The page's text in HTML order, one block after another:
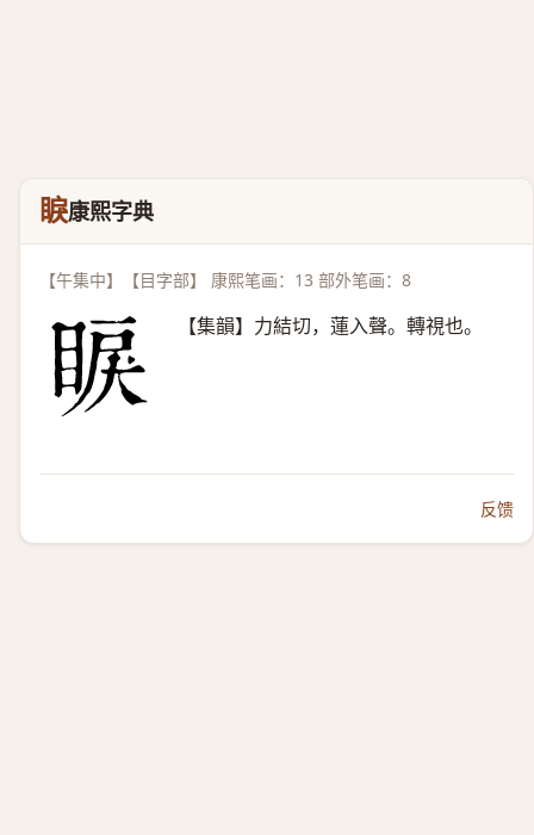
睙康熙字典
【午集中】【目字部】 康熙笔画：13 部外笔画：8
【集韻】力結切，蓮入聲。轉視也。
反馈